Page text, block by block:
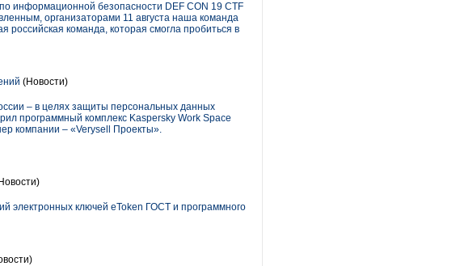
информационной безопасности DEF CON 19 CTF
организаторами 11 августа наша команда
команда, которая смогла пробиться в
(Новости)
– в целях защиты персональных данных
программный комплекс Kaspersky Work Space
компании – «Verysell Проекты».
электронных ключей eToken ГОСТ и программного